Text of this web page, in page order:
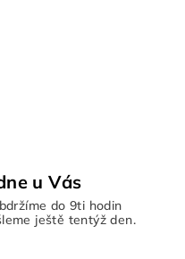
u Vás
do 9ti hodin
ještě tentýž den.